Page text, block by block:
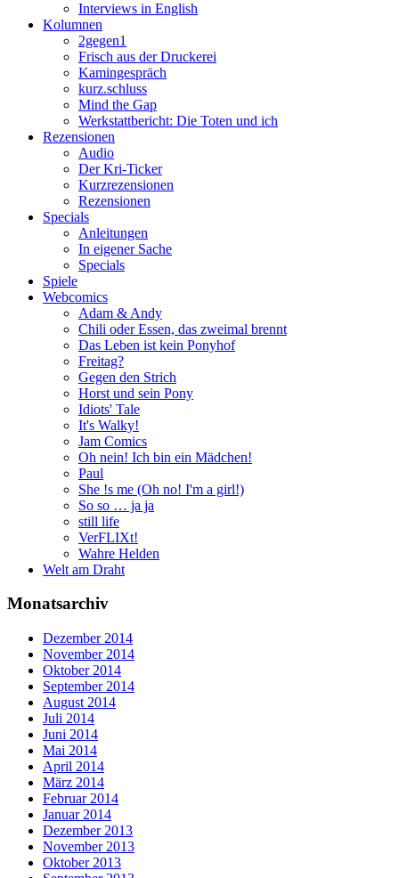
Interviews in English
Kolumnen
2gegen1
Frisch aus der Druckerei
Kamingespräch
kurz.schluss
Mind the Gap
Werkstattbericht: Die Toten und ich
Rezensionen
Audio
Der Kri-Ticker
Kurzrezensionen
Rezensionen
Specials
Anleitungen
In eigener Sache
Specials
Spiele
Webcomics
Adam & Andy
Chili oder Essen, das zweimal brennt
Das Leben ist kein Ponyhof
Freitag?
Gegen den Strich
Horst und sein Pony
Idiots' Tale
It's Walky!
Jam Comics
Oh nein! Ich bin ein Mädchen!
Paul
She !s me (Oh no! I'm a girl!)
So so … ja ja
still life
VerFLIXt!
Wahre Helden
Welt am Draht
Monatsarchiv
Dezember 2014
November 2014
Oktober 2014
September 2014
August 2014
Juli 2014
Juni 2014
Mai 2014
April 2014
März 2014
Februar 2014
Januar 2014
Dezember 2013
November 2013
Oktober 2013